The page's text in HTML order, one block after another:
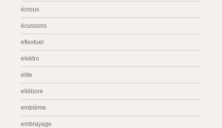
écrous
écussons
eflexfuel
elektro
elite
ellébore
emblème
embrayage